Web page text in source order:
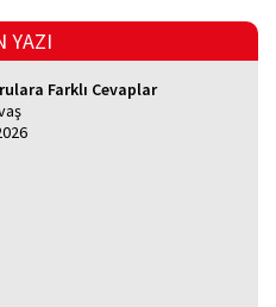
YAZI
Farklı Cevaplar